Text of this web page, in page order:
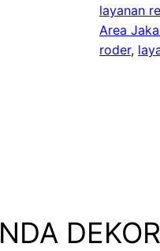
layanan
Area
roder,